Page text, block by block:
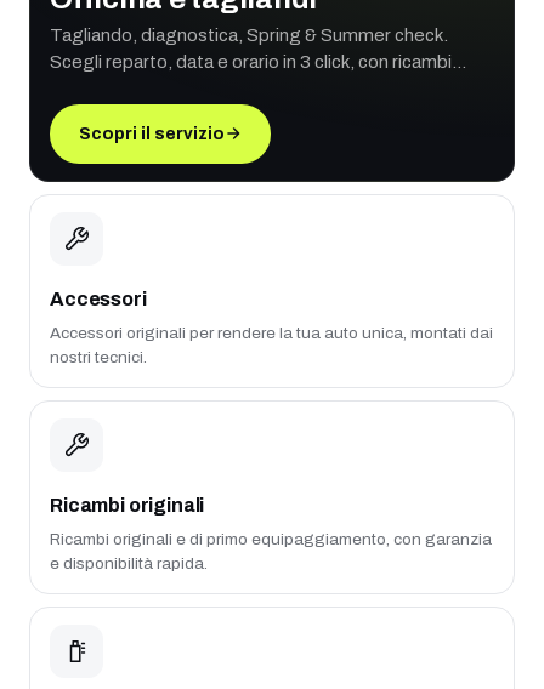
Tagliando, diagnostica, Spring & Summer check.
Scegli reparto, data e orario in 3 click, con ricambi
Scopri il servizio
Accessori
Accessori originali per rendere la tua auto unica, montati dai
nostri tecnici.
Ricambi originali
Ricambi originali e di primo equipaggiamento, con garanzia
e disponibilità rapida.